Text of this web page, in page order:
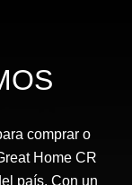
comprar o
Home CR
país. Con un